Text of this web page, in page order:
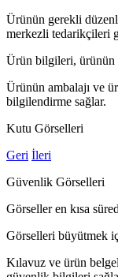
Ürünün gerekli
merkezli tedarikçileri
Ürün bilgileri, ürünün
Ürünün ambalajı ve
bilgilendirme sağlar.
Kutu Görselleri
Geri İleri
Güvenlik Görselleri
Görseller en kısa
Görselleri büyütmek
Kılavuz ve ürün